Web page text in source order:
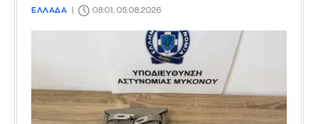
ΕΛΛΑΔΑ 08:01, 05.08.2026